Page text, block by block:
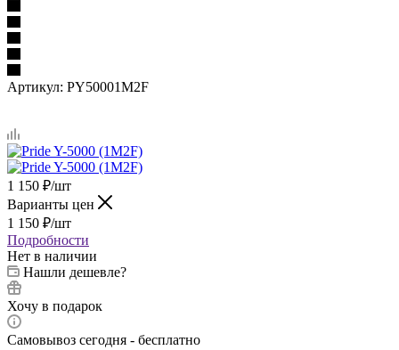
Артикул: PY50001M2F
1 150 ₽/шт
Варианты цен
1 150 ₽/шт
Подробности
Нет в наличии
Нашли дешевле?
Хочу в подарок
Самовывоз сегодня - бесплатно